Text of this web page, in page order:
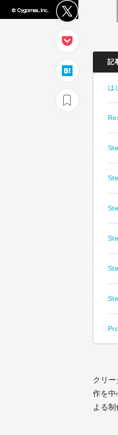
記
は
クリ
作を中
よる